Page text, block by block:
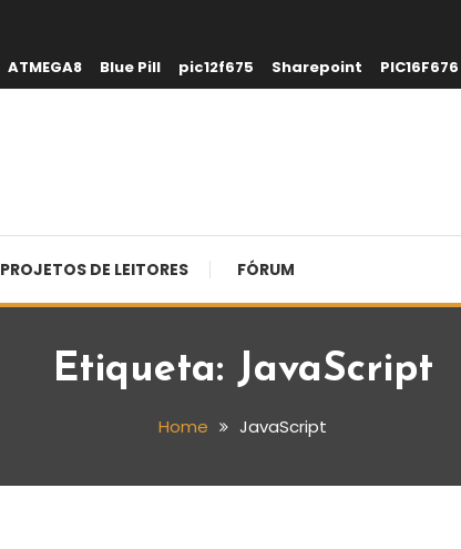
ATMEGA8 Blue Pill pic12f675 Sharepoint PIC16F676
PROJETOS DE LEITORES FÓRUM
Etiqueta: JavaScript
Home JavaScript